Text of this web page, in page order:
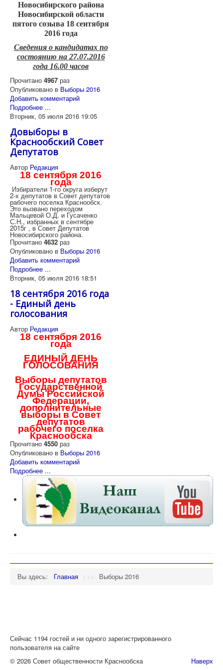
Новосибирского района
Новосибирской области
пятого созыва 18 сентября
2016 года
Сведения о кандидатах по
состоянию на 27.07.2016
года 16.00 часов
Прочитано 4967 раз
Опубликовано в Выборы 2016
Добавить комментарий
Подробнее ...
Вторник, 05 июля 2016 19:05
Довыборы в
Краснообский Совет
Депутатов
Автор Редакция
18 сентября 2016
года
Избиратели 1-го округа изберут
2-х депутатов в Совет депутатов
рабочего поселка Краснообск.
Это вызвано переходом
Мальцевой О.Д. и Гусаченко
С.Н., избранных в сентябре
2015г , в Совет Депутатов
Новосибирского района.
Прочитано 4632 раз
Опубликовано в Выборы 2016
Добавить комментарий
Подробнее ...
Вторник, 05 июля 2016 18:51
18 сентября 2016 года
- Единый день
голосования
Автор Редакция
18 сентября 2016
года
ЕДИНЫЙ ДЕНЬ
ГОЛОСОВАНИЯ
Выборы депутатов
Государственной
Думы Российской
Федерации,
дополнительные
выборы в Совет
депутатов
рабочего поселка
Краснообска
Прочитано 4550 раз
Опубликовано в Выборы 2016
Добавить комментарий
Подробнее ...
Вы здесь: Главная >>> Выборы 2016
Сейчас 1194 гостей и ни одного зарегистрированного
пользователя на сайте
Наверх
© 2026 Совет общественности Краснообска